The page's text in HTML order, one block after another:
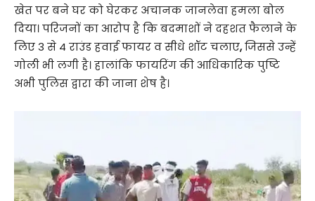
खेत पर बने घर को घेरकर अचानक जानलेवा हमला बोल
दिया। परिजनों का आरोप है कि बदमाशों ने दहशत फैलाने के
लिए 3 से 4 राउंड हवाई फायर व सीधे शॉट चलाए,जिससे उन्हें
गोली भी लगी है। हालांकि फायरिंग की आधिकारिक पुष्टि
अभी पुलिस द्वारा की जाना शेष है।